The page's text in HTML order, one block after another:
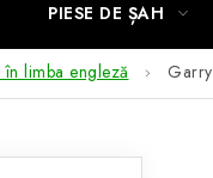
PIESE DE ȘAH
limba engleză